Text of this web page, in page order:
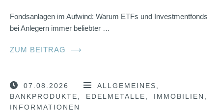
Fondsanlagen im Aufwind: Warum ETFs und Investmentfonds
bei Anlegern immer beliebter …
ZUM BEITRAG ⟶
07.08.2026
ALLGEMEINES
BANKPRODUKTE
EDELMETALLE
IMMOBILIEN
INFORMATIONEN